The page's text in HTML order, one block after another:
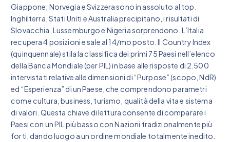
Giappone, Norvegia e Svizzera sono in assoluto al top.
Inghilterra, Stati Uniti e Australia precipitano, i risultati di
Slovacchia, Lussemburgo e Nigeria sorprendono. L’Italia
recupera 4 posizioni e sale al 14/mo posto. Il Country Index
(quinquennale) stila la classifica dei primi 75 Paesi nell’elenco
della Banca Mondiale (per PIL) in base alle risposte di 2.500
intervistati relative alle dimensioni di “Purpose” (scopo, NdR)
ed “Esperienza” di un Paese, che comprendono parametri
come cultura, business, turismo, qualità della vita e sistema
di valori. Questa chiave di lettura consente di comparare i
Paesi con un PIL più basso con Nazioni tradizionalmente più
forti, dando luogo a un ordine mondiale totalmente inedito.